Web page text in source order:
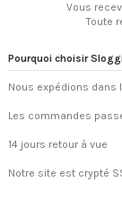
Vous
Toute
Pourquoi choisir
Nous expédions dans
Les commandes
14 jours retour à vue
Notre site est crypté